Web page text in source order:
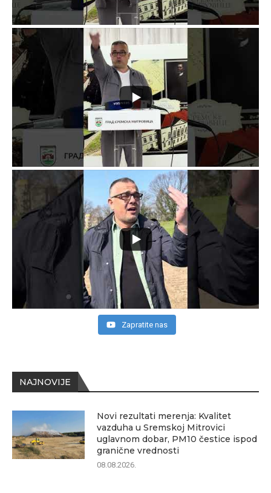
NAJNOVIJE
Novi rezultati merenja: Kvalitet
vazduha u Sremskoj Mitrovici
uglavnom dobar, PM10 čestice ispod
granične vrednosti
08.08.2026.
Zapratite nas